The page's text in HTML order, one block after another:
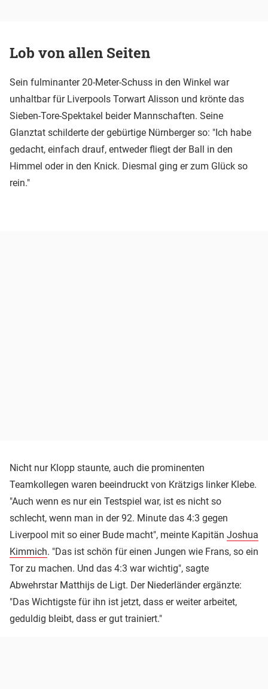
Lob von allen Seiten
Sein fulminanter 20-Meter-Schuss in den Winkel war
unhaltbar für Liverpools Torwart Alisson und krönte das
Sieben-Tore-Spektakel beider Mannschaften. Seine
Glanztat schilderte der gebürtige Nürnberger so: "Ich habe
gedacht, einfach drauf, entweder fliegt der Ball in den
Himmel oder in den Knick. Diesmal ging er zum Glück so
rein."
Nicht nur Klopp staunte, auch die prominenten
Teamkollegen waren beeindruckt von Krätzigs linker Klebe.
"Auch wenn es nur ein Testspiel war, ist es nicht so
schlecht, wenn man in der 92. Minute das 4:3 gegen
Liverpool mit so einer Bude macht", meinte Kapitän Joshua
Kimmich. "Das ist schön für einen Jungen wie Frans, so ein
Tor zu machen. Und das 4:3 war wichtig", sagte
Abwehrstar Matthijs de Ligt. Der Niederländer ergänzte:
"Das Wichtigste für ihn ist jetzt, dass er weiter arbeitet,
geduldig bleibt, dass er gut trainiert."